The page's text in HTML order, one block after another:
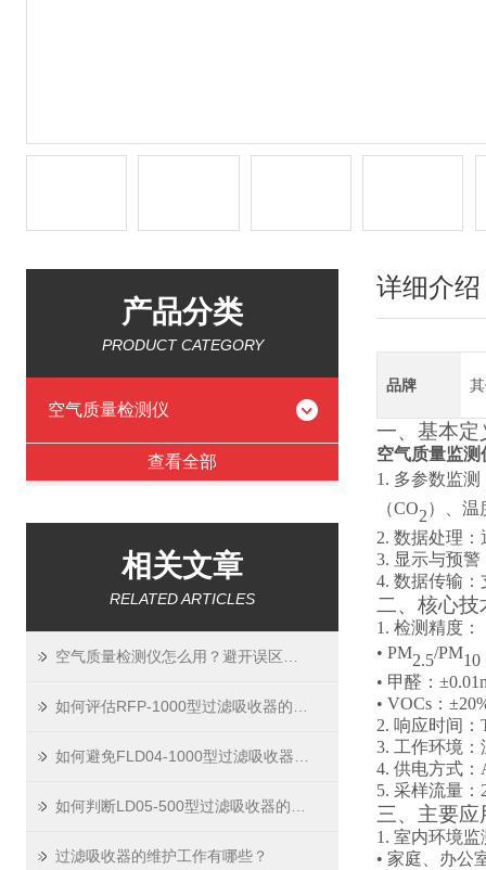
产品分类
PRODUCT CATEGORY
空气质量检测仪
查看全部
相关文章
RELATED ARTICLES
过滤吸收器的维护工作有哪些？
详细介绍
品牌
一、基本定
空气质量监测
1. 多参数监
（CO2）、温
2. 数据处理
3. 显示与预
4. 数据传输
二、核心技
1. 检测精度：
• PM2.5/PM10
• 甲醛：
• VOCs：
2. 响应时间
3. 工作环境
4. 供电方式
5. 采样流量：
三、主要应
1. 室内环境监
• 家庭、办公